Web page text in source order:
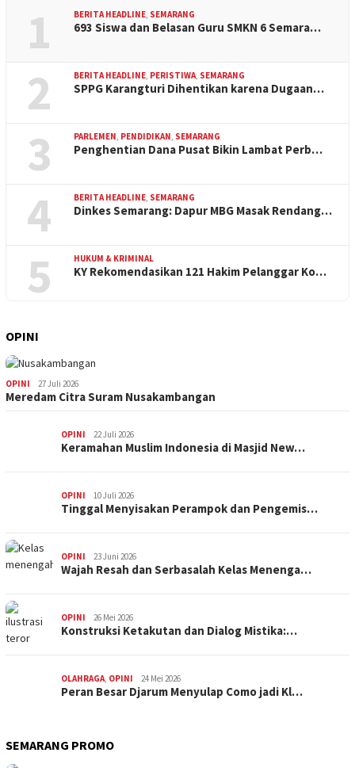
1 BERITA HEADLINE SEMARANG
693 Siswa dan Belasan Guru SMKN 6 Semara…
2 BERITA HEADLINE PERISTIWA SEMARANG
SPPG Karangturi Dihentikan karena Dugaan…
3 PARLEMEN PENDIDIKAN SEMARANG
Penghentian Dana Pusat Bikin Lambat Perb…
4 BERITA HEADLINE SEMARANG
Dinkes Semarang: Dapur MBG Masak Rendang…
5 HUKUM & KRIMINAL
KY Rekomendasikan 121 Hakim Pelanggar Ko…
OPINI
OPINI 27 Juli 2026
Meredam Citra Suram Nusakambangan
OPINI 22 Juli 2026
Keramahan Muslim Indonesia di Masjid New…
OPINI 10 Juli 2026
Tinggal Menyisakan Perampok dan Pengemis…
OPINI 23 Juni 2026
Wajah Resah dan Serbasalah Kelas Menenga…
OPINI 26 Mei 2026
Konstruksi Ketakutan dan Dialog Mistika:…
OLAHRAGA OPINI 24 Mei 2026
Peran Besar Djarum Menyulap Como jadi Kl…
SEMARANG PROMO
SEMARANG PROMO 9 Mei 2026